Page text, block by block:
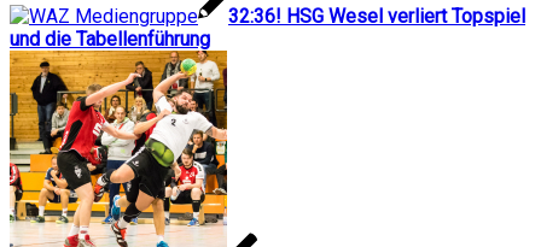
32:36! HSG Wesel verliert Topspiel
und die Tabellenführung